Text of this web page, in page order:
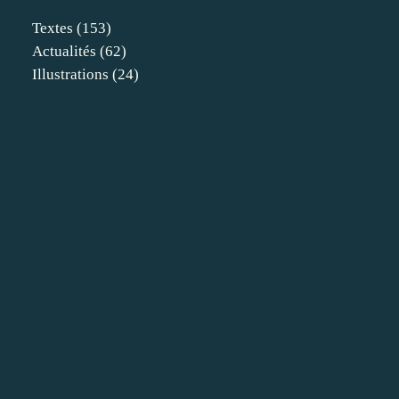
Textes (153)
Actualités (62)
Illustrations (24)